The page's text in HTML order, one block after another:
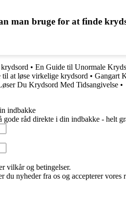
man bruge for at finde
• En Guide til Unormale
til at løse virkelige krydsord • Gangart
Du Krydsord Med Tidsangivelse •
indbakke
råd direkte i din indbakke - helt
vilkår og betingelser.
du nyheder fra os og accepterer